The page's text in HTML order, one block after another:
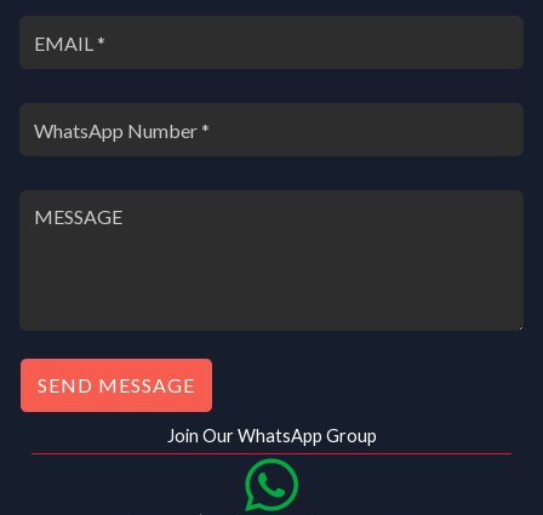
SEND MESSAGE
Join Our WhatsApp Group